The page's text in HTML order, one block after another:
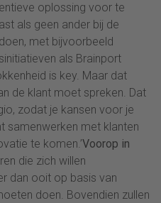
oplossing voor te
als geen ander bij de
met bijvoorbeeld
als Brainport
is key. Maar dat
de klant moet spreken. Dat
zodat je kansen voor je
samenwerken met klanten
te komen.’Voorop in
die zich willen
dan ooit op basis van
doen. Bovendien zullen